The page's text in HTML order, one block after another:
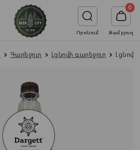
Որոնում
0
Զամբյուղ
Գարեջուր Լցնովի գարեջուր